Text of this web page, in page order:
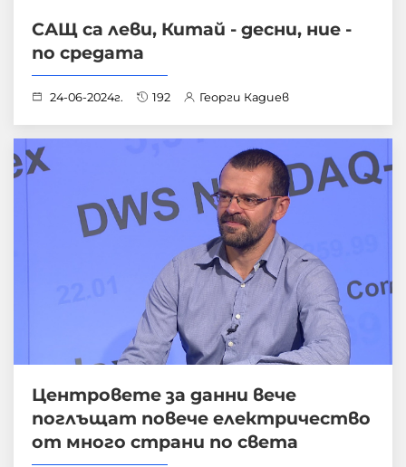
САЩ са леви, Китай - десни, ние -
по средата
24-06-2024г. 192 Георги Кадиев
Центровете за данни вече
поглъщат повече електричество
от много страни по света